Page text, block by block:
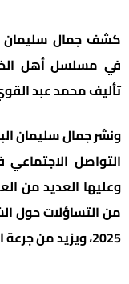
كشف جمال سليمان
في مسلسل أهل
تأليف محمد عبد القوي
ونشر جمال سليمان
التواصل الاجتماعي
وعليها العديد من
من التساؤلات حول
2025، ويزيد من جرعة التشويق والاثارة.